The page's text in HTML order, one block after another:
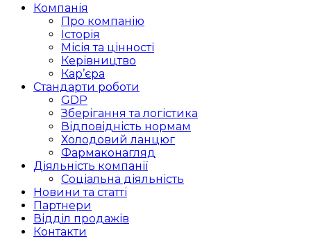
Компанія
Про компанію
Історія
Місія та цінності
Керівництво
Кар’єра
Стандарти роботи
GDP
Зберігання та логістика
Відповідність нормам
Холодовий ланцюг
Фармаконагляд
Діяльність компанії
Соціальна діяльність
Новини та статті
Партнери
Відділ продажів
Контакти